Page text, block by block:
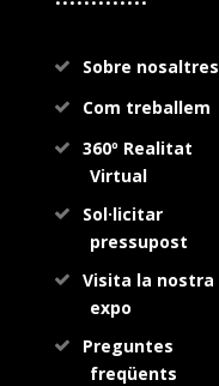
Sobre nosaltres
Com treballem
360º Realitat
Virtual
Sol·licitar
pressupost
Visita la nostra
expo
Preguntes
freqüents